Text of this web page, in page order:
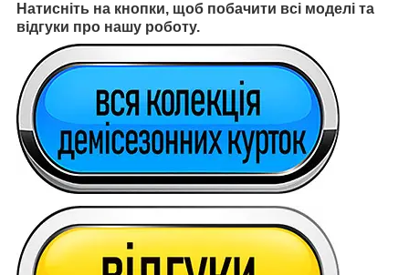
Натисніть на кнопки, щоб побачити всі моделі та
відгуки про нашу роботу.